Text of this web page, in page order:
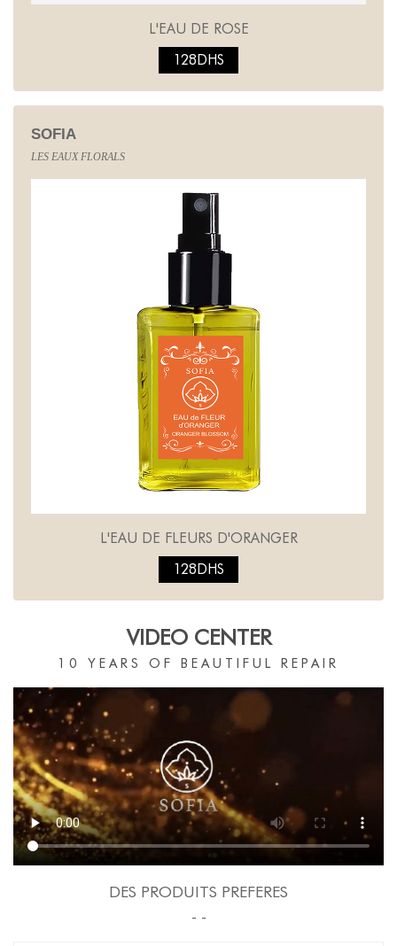
L'EAU DE ROSE
128DHS
SOFIA
LES EAUX FLORALS
L'EAU DE FLEURS D'ORANGER
128DHS
VIDEO CENTER
10 YEARS OF BEAUTIFUL REPAIR
DES PRODUITS PREFERES
- -